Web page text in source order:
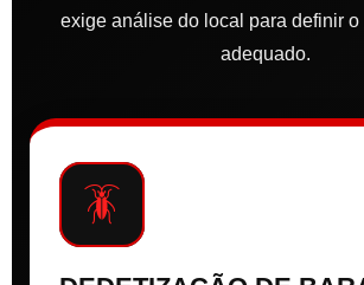
exige análise do local para definir o
adequado.
🪳